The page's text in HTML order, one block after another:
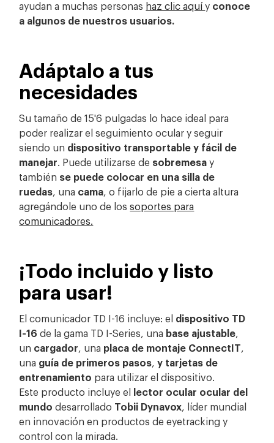
ayudan a muchas personas haz clic aquíy conoce
a algunos de nuestros usuarios.
Adáptalo a tus
necesidades
Su tamaño de 15'6 pulgadas lo hace ideal para
poder realizar el seguimiento ocular y seguir
siendo un dispositivo transportable y fácil de
manejar. Puede utilizarse de sobremesay
también se puede colocar en una silla de
ruedas, una cama, o fijarlo de pie a cierta altura
agregándole uno de lossoportes para
comunicadores.
¡Todo incluido y listo
para usar!
El comunicador TD I-16 incluye: el dispositivo TD
I-16 de la gama TD I-Series, una base ajustable,
un cargador, una placa de montaje ConnectIT,
una guía de primeros pasos, y tarjetas de
entrenamiento para utilizar el dispositivo.
Este producto incluye el lector ocular ocular del
mundo desarrollado Tobii Dynavox, líder mundial
en innovación en productos de eyetracking y
control con la mirada.